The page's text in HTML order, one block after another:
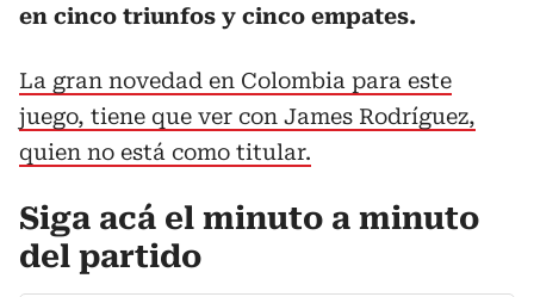
en cinco triunfos y cinco empates.
La gran novedad en Colombia para este
juego, tiene que ver con James Rodríguez,
quien no está como titular.
Siga acá el minuto a minuto
del partido